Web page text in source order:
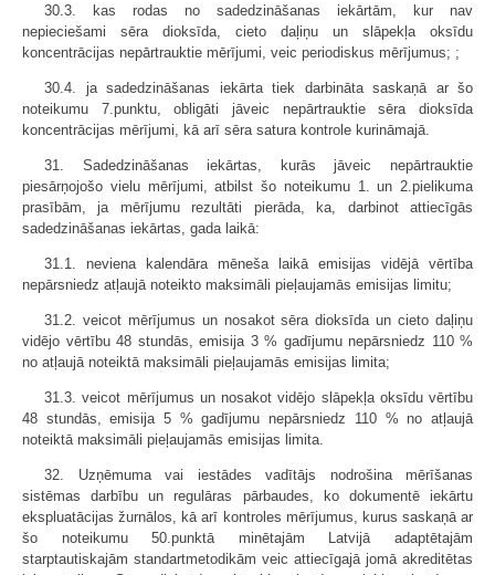
30.3. kas rodas no sadedzināšanas iekārtām, kur nav
nepieciešami sēra dioksīda, cieto daļiņu un slāpekļa oksīdu
koncentrācijas nepārtrauktie mērījumi, veic periodiskus mērījumus; ;
30.4. ja sadedzināšanas iekārta tiek darbināta saskaņā ar šo
noteikumu 7.punktu, obligāti jāveic nepārtrauktie sēra dioksīda
koncentrācijas mērījumi, kā arī sēra satura kontrole kurināmajā.
31. Sadedzināšanas iekārtas, kurās jāveic nepārtrauktie
piesārņojošo vielu mērījumi, atbilst šo noteikumu 1. un 2.pielikuma
prasībām, ja mērījumu rezultāti pierāda, ka, darbinot attiecīgās
sadedzināšanas iekārtas, gada laikā:
31.1. neviena kalendāra mēneša laikā emisijas vidējā vērtība
nepārsniedz atļaujā noteikto maksimāli pieļaujamās emisijas limitu;
31.2. veicot mērījumus un nosakot sēra dioksīda un cieto daļiņu
vidējo vērtību 48 stundās, emisija 3 % gadījumu nepārsniedz 110 %
no atļaujā noteiktā maksimāli pieļaujamās emisijas limita;
31.3. veicot mērījumus un nosakot vidējo slāpekļa oksīdu vērtību
48 stundās, emisija 5 % gadījumu nepārsniedz 110 % no atļaujā
noteiktā maksimāli pieļaujamās emisijas limita.
32. Uzņēmuma vai iestādes vadītājs nodrošina mērīšanas
sistēmas darbību un regulāras pārbaudes, ko dokumentē iekārtu
ekspluatācijas žurnālos, kā arī kontroles mērījumus, kurus saskaņā ar
šo noteikumu 50.punktā minētajām Latvijā adaptētajām
starptautiskajām standartmetodikām veic attiecīgajā jomā akreditētas